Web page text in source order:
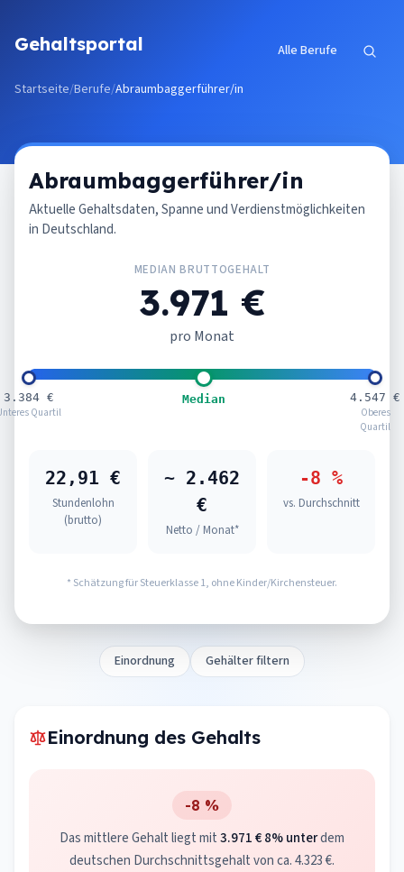
Gehaltsportal Alle Berufe
Startseite/Berufe/Abraumbaggerführer/in
Abraumbaggerführer/in
Aktuelle Gehaltsdaten, Spanne und Verdienstmöglichkeiten
in Deutschland.
MEDIAN BRUTTOGEHALT
3.971 €
pro Monat
3.384 €
Quartil
Median
4.547 €
Oberes
Quartil
22,91 €
Stundenlohn
(brutto)
~ 2.462
€
Netto / Monat*
-8 %
vs. Durchschnitt
* Schätzung für Steuerklasse 1, ohne Kinder/Kirchensteuer.
Einordnung Gehälter filtern
Einordnung des Gehalts
-8 %
Das mittlere Gehalt liegt mit3.971 €8% unterdem
deutschen Durchschnittsgehalt von ca. 4.323 €.